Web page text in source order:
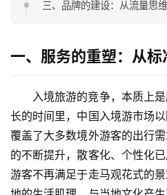
三、品牌的建设：从流量思
一、服务的重塑：从
入境旅游的竞争，本质上
长的时间里，中国入境游市场
覆盖了大多数境外游客的出行
的不断提升，散客化、个性化
游客不再满足于走马观花式的